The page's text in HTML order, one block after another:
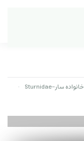
خانواده سار-Sturnidae